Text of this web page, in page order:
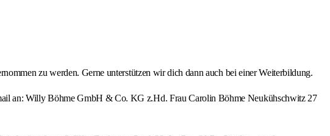
zu werden. Gerne unterstützen wir dich dann auch bei einer Weiterbildung.
an: Willy Böhme GmbH & Co. KG z.Hd. Frau Carolin Böhme Neukühschwitz 27